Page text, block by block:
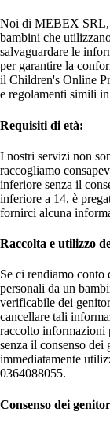
Noi di MEBEX SRL,
bambini che
salvaguardare le
per garantire la
il Children's Online
e regolamenti simili
Requisiti di età:
I nostri servizi non
raccogliamo
inferiore senza il
inferiore a 14, è
fornirci alcuna
Raccolta e utilizzo
Se ci rendiamo
personali da un
verificabile dei
cancellare tali
raccolto informazioni
senza il consenso
immediatamente
0364088055.
Consenso dei